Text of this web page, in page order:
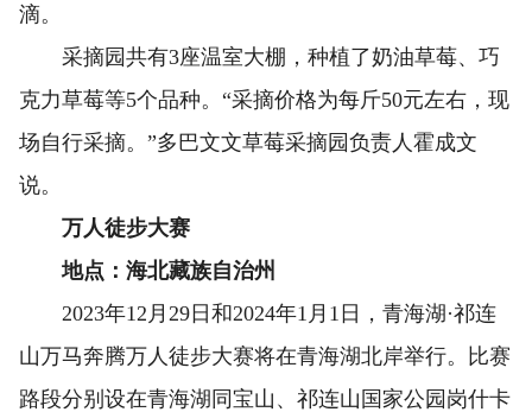
滴。
采摘园共有3座温室大棚，种植了奶油草莓、巧
克力草莓等5个品种。“采摘价格为每斤50元左右，现
场自行采摘。”多巴文文草莓采摘园负责人霍成文
说。
万人徒步大赛
地点：海北藏族自治州
2023年12月29日和2024年1月1日，青海湖·祁连
山万马奔腾万人徒步大赛将在青海湖北岸举行。比赛
路段分别设在青海湖同宝山、祁连山国家公园岗什卡